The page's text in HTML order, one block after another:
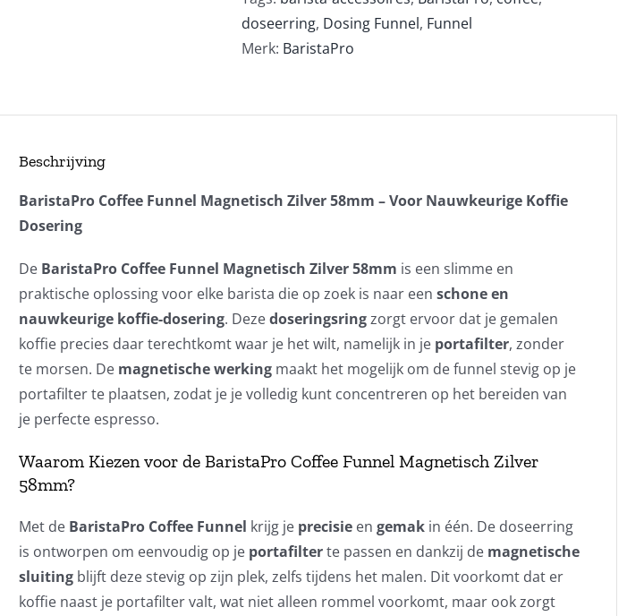
doseerring, Dosing Funnel, Funnel
Merk: BaristaPro
Beschrijving
BaristaPro Coffee Funnel Magnetisch Zilver 58mm – Voor Nauwkeurige Koffie
Dosering
De BaristaPro Coffee Funnel Magnetisch Zilver 58mm is een slimme en
praktische oplossing voor elke barista die op zoek is naar een schone en
nauwkeurige koffie-dosering. Dezedoseringsringzorgt ervoor dat je gemalen
koffie precies daar terechtkomt waar je het wilt, namelijk in je portafilter, zonder
te morsen. De magnetische werkingmaakt het mogelijk om de funnel stevig op je
portafilter te plaatsen, zodat je je volledig kunt concentreren op het bereiden van
je perfecte espresso.
Waarom Kiezen voor de BaristaPro Coffee Funnel Magnetisch Zilver
58mm?
Met de BaristaPro Coffee Funnel krijg je precisieen gemakin één. De doseerring
is ontworpen om eenvoudig op je portafilterte passen en dankzij de magnetische
sluitingblijft deze stevig op zijn plek, zelfs tijdens het malen. Dit voorkomt dat er
koffie naast je portafilter valt, wat niet alleen rommel voorkomt, maar ook zorgt